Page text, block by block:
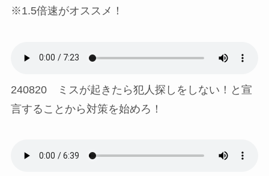
※1.5倍速がオススメ！
240820 ミスが起きたら犯人探しをしない！と宣
言することから対策を始めろ！